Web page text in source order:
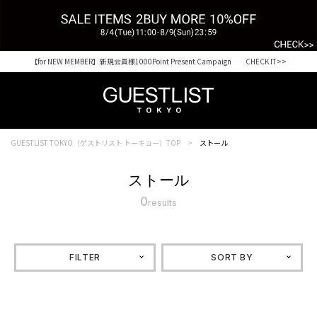
Shopping from outside Japan? Visit our Global Site here. >>
【for NEW MEMBER】新規会員様1000Point Present Campaign CHECK IT>>
GUESTLIST TOKYO（ゲストリスト トーキョー）TOP ストール
ストール
0results
FILTER SORT BY